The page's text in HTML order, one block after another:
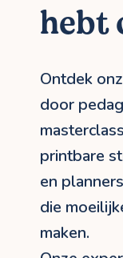
hebt
Ontdek
door
printbare
en
die
maken.